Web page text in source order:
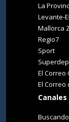
La
Levante-
Mallorca
Regio7
Sport
El Correo
El Correo